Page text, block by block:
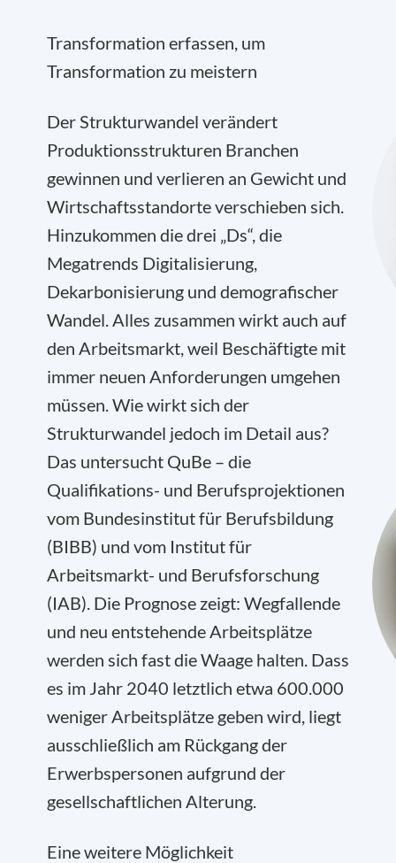
Transformation erfassen, um
Transformation zu meistern
Der Strukturwandel verändert
Produktionsstrukturen Branchen
gewinnen und verlieren an Gewicht und
Wirtschaftsstandorte verschieben sich.
Hinzukommen die drei „Ds“, die
Megatrends Digitalisierung,
Dekarbonisierung und demografischer
Wandel. Alles zusammen wirkt auch auf
den Arbeitsmarkt, weil Beschäftigte mit
immer neuen Anforderungen umgehen
müssen. Wie wirkt sich der
Strukturwandel jedoch im Detail aus?
Das untersucht QuBe – die
Qualifikations- und Berufsprojektionen
vom Bundesinstitut für Berufsbildung
(BIBB) und vom Institut für
Arbeitsmarkt- und Berufsforschung
(IAB). Die Prognose zeigt: Wegfallende
und neu entstehende Arbeitsplätze
werden sich fast die Waage halten. Dass
es im Jahr 2040 letztlich etwa 600.000
weniger Arbeitsplätze geben wird, liegt
ausschließlich am Rückgang der
Erwerbspersonen aufgrund der
gesellschaftlichen Alterung.
Eine weitere Möglichkeit